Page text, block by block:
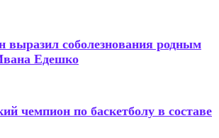
выразил соболезнования родным
Едешко
чемпион по баскетболу в составе